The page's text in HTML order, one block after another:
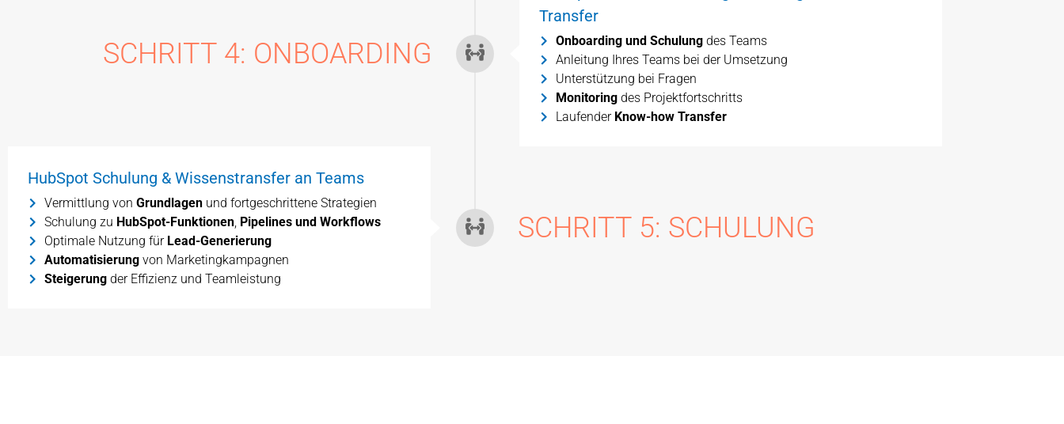
Transfer
Onboarding und Schulungdes Teams
Anleitung Ihres Teams bei der Umsetzung
Unterstützung bei Fragen
Monitoringdes Projektfortschritts
Laufender Know-how Transfer
SCHRITT 4: ONBOARDING
HubSpot Schulung & Wissenstransfer an Teams
Vermittlung von Grundlagen und fortgeschrittene Strategien
Schulung zu HubSpot-Funktionen, Pipelines und Workflows
Optimale Nutzung für Lead-Generierung
Automatisierung von Marketingkampagnen
Steigerung der Effizienz und Teamleistung
SCHRITT 5: SCHULUNG